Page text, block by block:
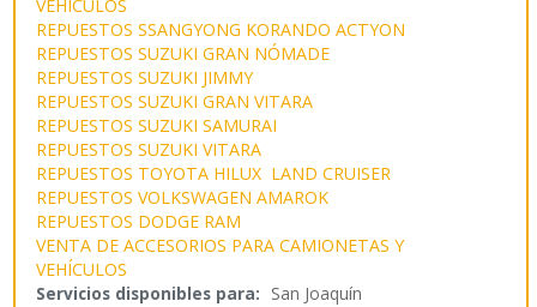
VEHÍCULOS
REPUESTOS SSANGYONG KORANDO ACTYON
REPUESTOS SUZUKI GRAN NÓMADE
REPUESTOS SUZUKI JIMMY
REPUESTOS SUZUKI GRAN VITARA
REPUESTOS SUZUKI SAMURAI
REPUESTOS SUZUKI VITARA
REPUESTOS TOYOTA HILUX LAND CRUISER
REPUESTOS VOLKSWAGEN AMAROK
REPUESTOS DODGE RAM
VENTA DE ACCESORIOS PARA CAMIONETAS Y
VEHÍCULOS
Servicios disponibles para: San Joaquín